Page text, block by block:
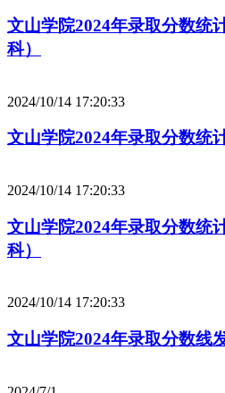
文山学院2024年录取分数统
科）
2024/10/14 17:20:33
文山学院2024年录取分数统
2024/10/14 17:20:33
文山学院2024年录取分数统
科）
2024/10/14 17:20:33
文山学院2024年录取分数线